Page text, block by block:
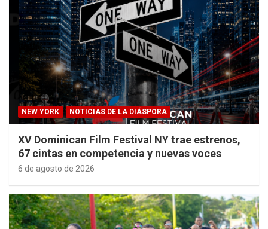
NEW YORK NOTICIAS DE LA DIÁSPORA
XV Dominican Film Festival NY trae estrenos,
67 cintas en competencia y nuevas voces
6 de agosto de 2026